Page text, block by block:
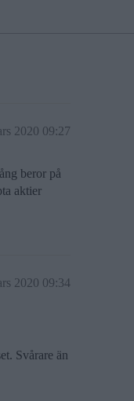
2020 09:27
beror på
aktier
2020 09:34
Svårare än